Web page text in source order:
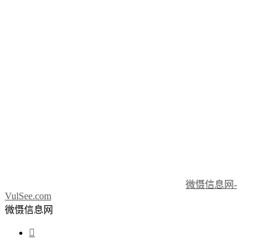
微慑信息网-
VulSee.com
微慑信息网
